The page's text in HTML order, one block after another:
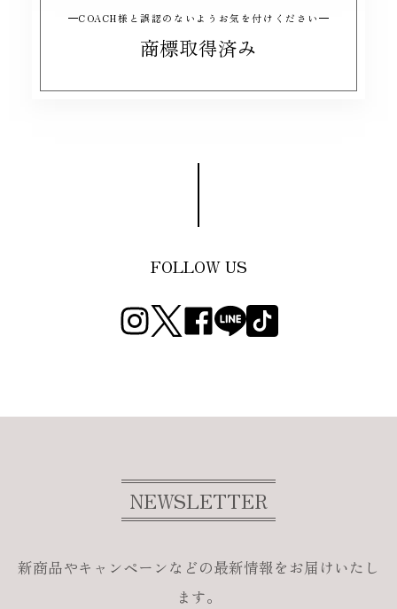
COACH様と誤認のないようお気を付けください
商標取得済み
FOLLOW US
NEWSLETTER
新商品やキャンペーンなどの最新情報をお届けいたし
ます。